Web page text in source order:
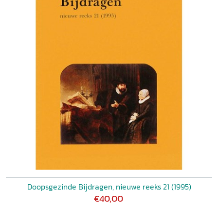
Doopsgezinde Bijdragen, nieuwe reeks 21 (1995)
€40,00